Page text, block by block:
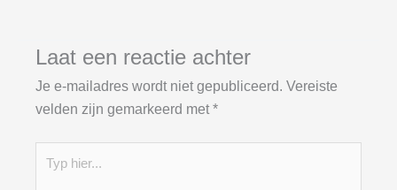
Laat een reactie achter
Je e-mailadres wordt niet gepubliceerd. Vereiste
velden zijn gemarkeerd met *
hier...